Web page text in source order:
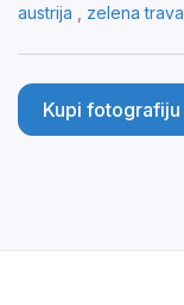
austrija
zelena trava
Kupi fotografiju